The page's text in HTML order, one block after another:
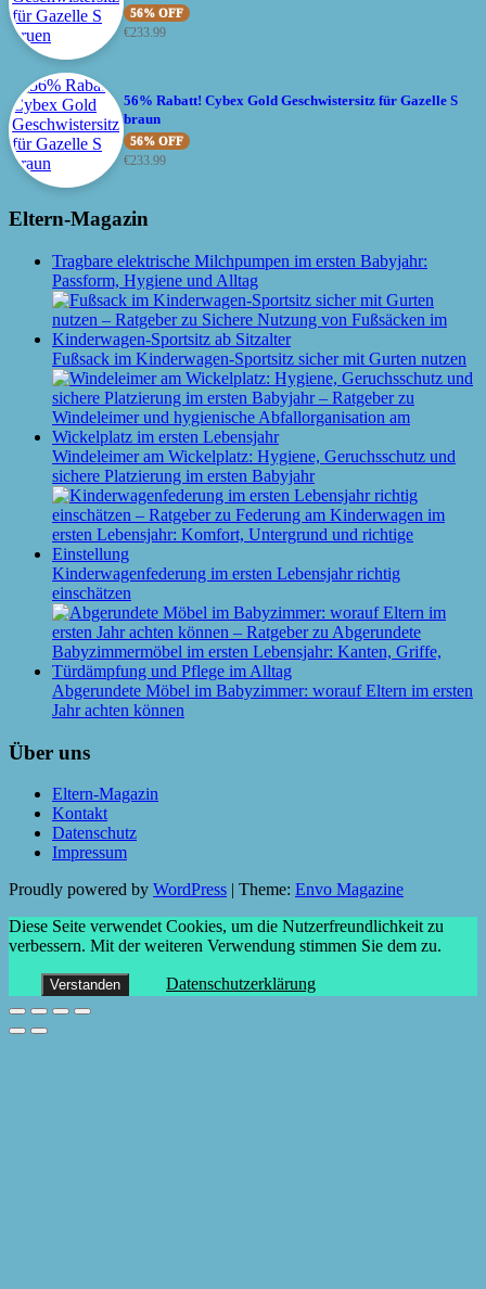
56% OFF
€233.99
56% Rabatt! Cybex Gold Geschwistersitz für Gazelle S
braun
56% OFF
€233.99
Eltern-Magazin
Tragbare elektrische Milchpumpen im ersten Babyjahr:
Passform, Hygiene und Alltag
Fußsack im Kinderwagen-Sportsitz sicher mit Gurten nutzen
Windeleimer am Wickelplatz: Hygiene, Geruchsschutz und
sichere Platzierung im ersten Babyjahr
Kinderwagenfederung im ersten Lebensjahr richtig
einschätzen
Abgerundete Möbel im Babyzimmer: worauf Eltern im ersten
Jahr achten können
Über uns
Eltern-Magazin
Kontakt
Datenschutz
Impressum
Proudly powered by WordPress Theme: Envo Magazine
Diese Seite verwendet Cookies, um die Nutzerfreundlichkeit zu
verbessern. Mit der weiteren Verwendung stimmen Sie dem zu.
Verstanden Datenschutzerklärung